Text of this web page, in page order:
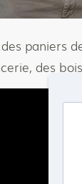
paniers
des